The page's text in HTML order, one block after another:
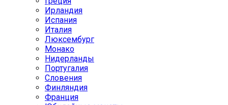
Ирландия
Испания
Италия
Люксембург
Монако
Нидерланды
Португалия
Словения
Финляндия
Франция